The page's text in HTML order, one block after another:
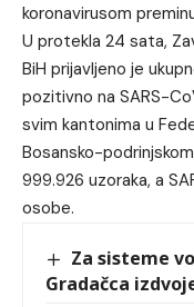
koronavirusom
U protekla 24 sata,
BiH prijavljeno je
pozitivno na SARS-
svim kantonima u
Bosansko-
999.926 uzoraka, a
osobe.
Za sisteme
Gradačca